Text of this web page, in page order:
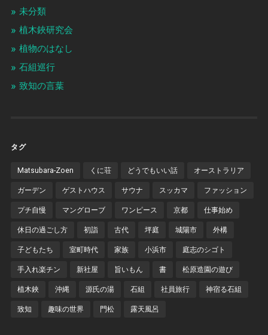
未分類
植木鋏研究会
植物のはなし
石組巡行
致知の言葉
タグ
Matsubara-Zoen くに荘 どうでもいい話 オーストラリア
ガーデン ゲストハウス サウナ スッカマ ファッション
プチ自慢 マングローブ ワンピース 京都 仕事始め
休日の過ごし方 初詣 古代 坪庭 城陽市 外構
子どもたち 室町時代 家族 小浜市 庭志のシゴト
手入れ楽チン 新社屋 旨いもん 書 松原造園の遊び
植木鋏 沖縄 源氏の湯 石組 社員旅行 神宿る石組
致知 趣味の世界 門松 露天風呂